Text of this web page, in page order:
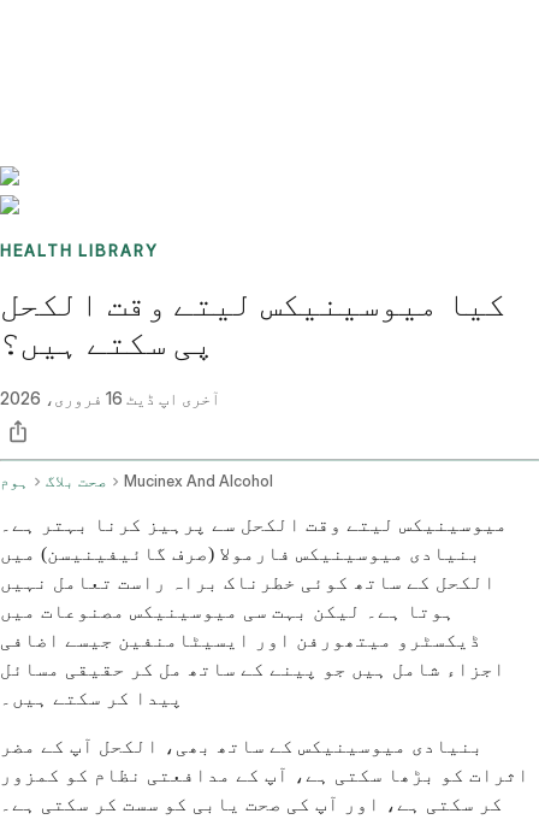
HEALTH LIBRARY
کیا میوسینیکس لیتے وقت الکحل
پی سکتے ہیں؟
آخری اپ ڈیٹ 16 فروری، 2026
ہوم صحت بلاگ Mucinex And Alcohol
میوسینیکس لیتے وقت الکحل سے پرہیز کرنا بہتر ہے۔
بنیادی میوسینیکس فارمولا (صرف گائیفینیسن) میں
الکحل کے ساتھ کوئی خطرناک براہ راست تعامل نہیں
ہوتا ہے۔ لیکن بہت سی میوسینیکس مصنوعات میں
ڈیکسٹرو میتھورفن اور ایسیٹامنفین جیسے اضافی
اجزاء شامل ہیں جو پینے کے ساتھ مل کر حقیقی مسائل
پیدا کر سکتے ہیں۔
بنیادی میوسینیکس کے ساتھ بھی، الکحل آپ کے مضر
اثرات کو بڑھا سکتی ہے، آپ کے مدافعتی نظام کو کمزور
کر سکتی ہے، اور آپ کی صحت یابی کو سست کر سکتی ہے۔